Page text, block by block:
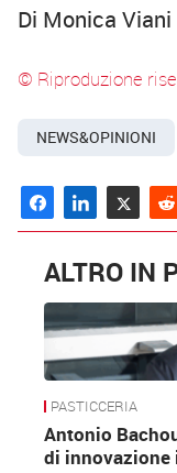
Di Monica Viani
© Riproduzione
NEWS&OPINIONI
ALTRO IN
PASTICCERIA
Antonio
di innovazione